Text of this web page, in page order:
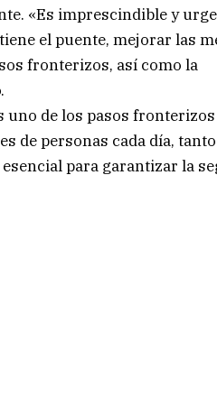
«Es imprescindible y
el puente, mejorar las
fronterizos, así como la
de los pasos
de personas cada día,
para garantizar la